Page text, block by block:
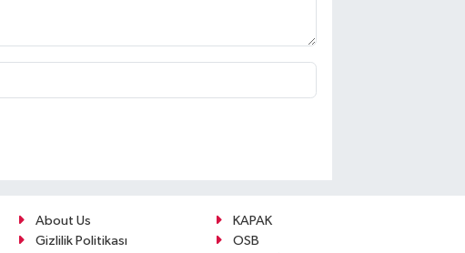
About Us
KAPAK
Gizlilik Politikası
OSB